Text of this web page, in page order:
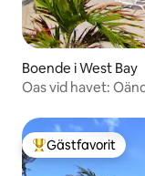
Boende i West Bay
Oas vid havet:
Populär gästfavorit
Gästfavorit